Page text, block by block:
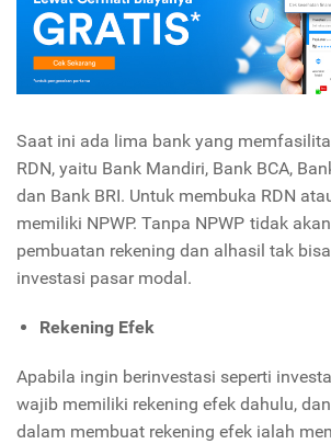
Saat ini ada lima bank yang
RDN, yaitu Bank Mandiri, Bank BCA,
dan Bank BRI. Untuk membuka RDN
memiliki NPWP. Tanpa NPWP tidak
pembuatan rekening dan alhasil tak
investasi pasar modal.
Rekening Efek
Apabila ingin berinvestasi seperti
wajib memiliki rekening efek dahulu,
dalam membuat rekening efek ialah